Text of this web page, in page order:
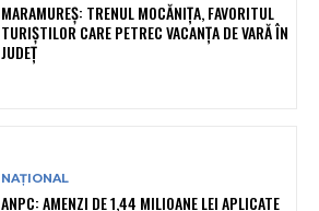
MARAMUREȘ: TRENUL MOCĂNIȚA, FAVORITUL
TURIȘTILOR CARE PETREC VACANȚA DE VARĂ ÎN
JUDEȚ
NAȚIONAL
ANPC: AMENZI DE 1,44 MILIOANE LEI APLICATE